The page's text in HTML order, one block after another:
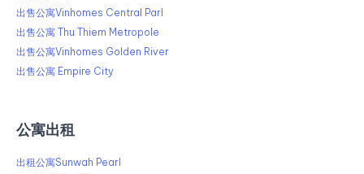
出售公寓Vinhomes Central Parl
出售公寓 Thu Thiem Metropole
出售公寓Vinhomes Golden River
出售公寓 Empire City
公寓出租
出租公寓Sunwah Pearl